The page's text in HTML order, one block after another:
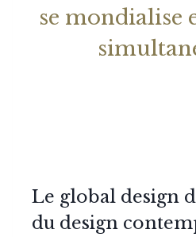
se mondialise
Le global design
du design